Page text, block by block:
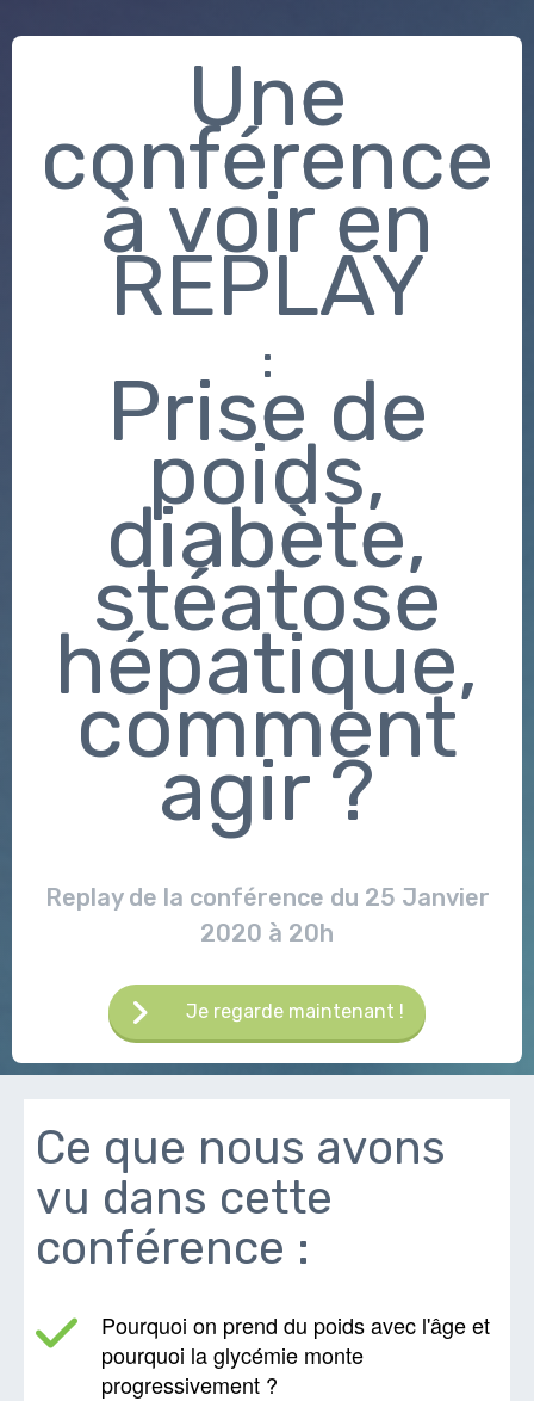
Une
conférence
à voir en
REPLAY
:
Prise de
poids,
diabète,
stéatose
hépatique,
comment
agir ?
Replay de la conférence du 25 Janvier
2020 à 20h
Je regarde maintenant !
Ce que nous avons
vu dans cette
conférence :
Pourquoi on prend du poids avec l'âge et
pourquoi la glycémie monte
progressivement ?